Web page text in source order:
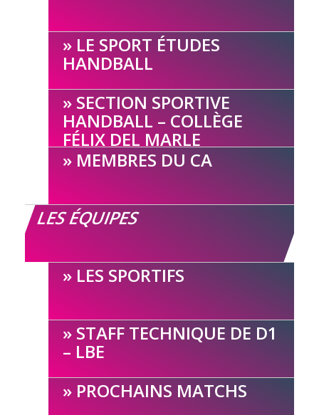
LE SPORT ÉTUDES
HANDBALL
SECTION SPORTIVE
HANDBALL – COLLÈGE
FÉLIX DEL MARLE
MEMBRES DU CA
LES ÉQUIPES
LES SPORTIFS
STAFF TECHNIQUE DE D1
– LBE
PROCHAINS MATCHS